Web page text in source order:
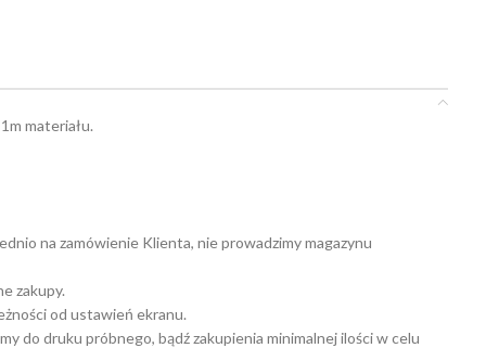
materiału.
na zamówienie Klienta, nie prowadzimy magazynu
zakupy.
od ustawień ekranu.
do druku próbnego, bądź zakupienia minimalnej ilości w celu